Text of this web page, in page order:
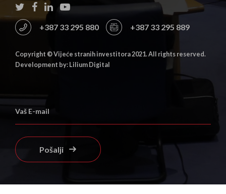
+387 33 295 880 +387 33 295 889
Copyright © Vijeće stranih investitora 2021. All rights reserved.
Development by: Lilium Digital
Pošalji